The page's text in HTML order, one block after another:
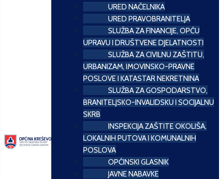
URED NAČELNIKA
URED PRAVOBRANITELJA
SLUŽBA ZA FINANCIJE, OPĆU
UPRAVU I DRUŠTVENE DJELATNOSTI
SLUŽBA ZA CIVILNU ZAŠTITU,
URBANIZAM, IMOVINSKO-PRAVNE
POSLOVE I KATASTAR NEKRETNINA
SLUŽBA ZA GOSPODARSTVO,
BRANITELJSKO-INVALIDSKU I SOCIJALNU
SKRB
INSPEKCIJA ZAŠTITE OKOLIŠA,
LOKALNIH PUTOVA I KOMUNALNIH
POSLOVA
OPĆINSKI GLASNIK
JAVNE NABAVKE